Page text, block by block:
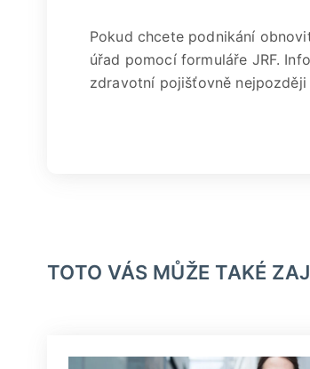
Pokud chcete podnikání
úřad pomocí formuláře JRF.
zdravotní pojišťovně
TOTO VÁS MŮŽE TAKÉ